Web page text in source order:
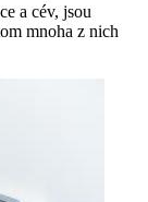
a cév, jsou
mnoha z nich